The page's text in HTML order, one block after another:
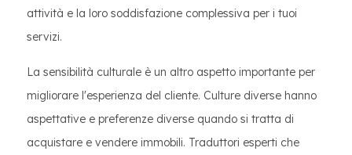
attività e la loro soddisfazione complessiva per i tuoi
servizi.
La sensibilità culturale è un altro aspetto importante per
migliorare l'esperienza del cliente. Culture diverse hanno
aspettative e preferenze diverse quando si tratta di
acquistare e vendere immobili. Traduttori esperti che